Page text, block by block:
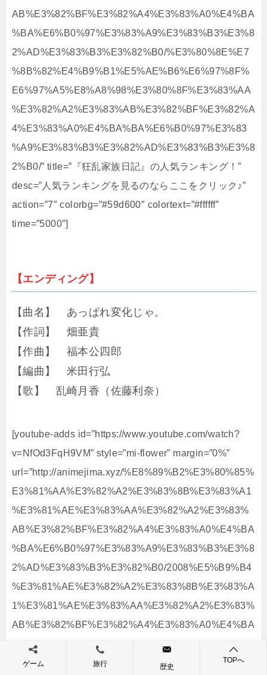
AB%E3%82%BF%E3%82%A4%E3%83%A0%E4%BA
%BA%E6%B0%97%E3%83%A9%E3%83%B3%E3%8
2%AD%E3%83%B3%E3%82%B0/%E3%80%8E%E7
%8B%82%E4%B9%B1%E5%AE%B6%E6%97%8F%
E6%97%A5%E8%A8%98%E3%80%8F%E3%83%AA
%E3%82%A2%E3%83%AB%E3%82%BF%E3%82%A
4%E3%83%A0%E4%BA%BA%E6%B0%97%E3%83
%A9%E3%83%B3%E3%82%AD%E3%83%B3%E3%8
2%B0/” title=”『狂乱家族日記』の人気ランキング！”
desc=”人気ランキングを見るのならここをクリック♪”
action=”7″ colorbg=”#59d600″ colortext=”#ffffff”
time=”5000″]
【エンディング】
【曲名】 あっぱれ変化じゃ。
【作詞】 畑亜貴
【作曲】 福本公四郎
【編曲】 米田行弘
【歌】 乱崎月香（佐藤利奈）
[youtube-adds id=”https://www.youtube.com/watch?
v=NfOd3FqH9VM” style=”mi-flower” margin=”0%”
url=”http://animejima.xyz/%E8%89%B2%E3%80%85%
E3%81%AA%E3%82%A2%E3%83%8B%E3%83%A1
%E3%81%AE%E3%83%AA%E3%82%A2%E3%83%
AB%E3%82%BF%E3%82%A4%E3%83%A0%E4%BA
%BA%E6%B0%97%E3%83%A9%E3%83%B3%E3%8
2%AD%E3%83%B3%E3%82%B0/2008%E5%B9%B4
%E3%81%AE%E3%82%A2%E3%83%8B%E3%83%A
1%E3%81%AE%E3%83%AA%E3%82%A2%E3%83%
AB%E3%82%BF%E3%82%A4%E3%83%A0%E4%BA
%BA%E6%B0%97%E3%83%A9%E3%83%B3%E3%8
2%AD%E3%83%B3%E3%82%B0/%E3%80%8E%E7
ゲーム 旅行 歴史
TOPへ